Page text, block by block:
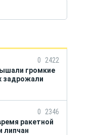
0
2422
громкие
задрожали
0
2346
ракетной
липчан